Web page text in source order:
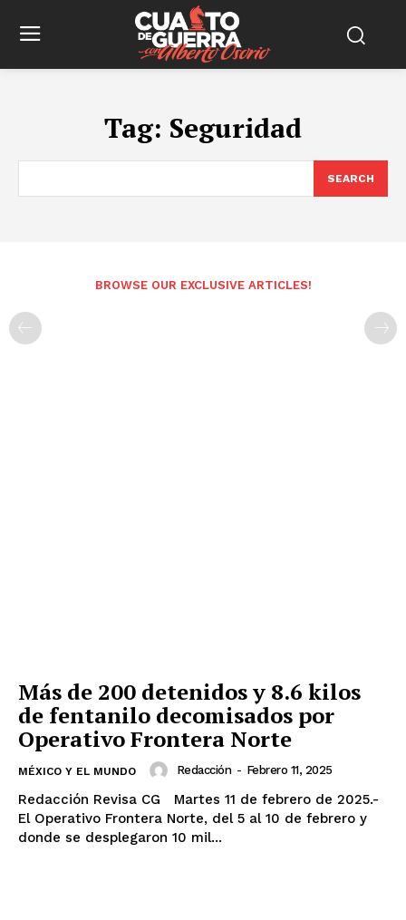
Tag: Seguridad
SEARCH
BROWSE OUR EXCLUSIVE ARTICLES!
Más de 200 detenidos y 8.6 kilos
de fentanilo decomisados por
Operativo Frontera Norte
MÉXICO Y EL MUNDO Redacción - Febrero 11, 2025
Redacción Revisa CG Martes 11 de febrero de 2025.-
El Operativo Frontera Norte, del 5 al 10 de febrero y
donde se desplegaron 10 mil...